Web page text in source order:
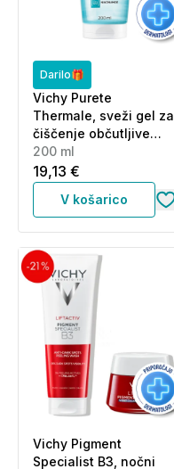
Darilo🎁
Vichy Purete
Thermale, sveži gel za
čiščenje občutljive
kože obraza (200 ml)
200 ml
19,13 €
V košarico
Vichy Pigment
Specialist B3, nočni